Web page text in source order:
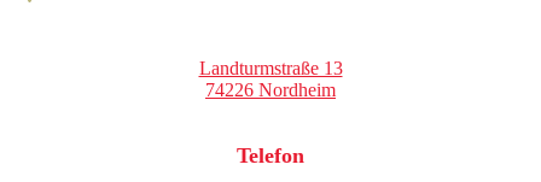
Landturmstraße 13
74226 Nordheim
Telefon